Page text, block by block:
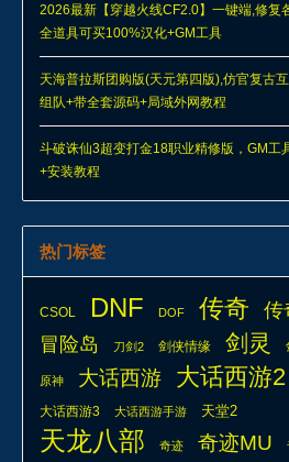
2026最新【穿越火线CF2.0】一键端,修复
全道具可买100%汉化+GM工具
天海普拉斯团购版(天元第四版),仿官复古
组队+带全套源码+局域外网教程
斗破诛仙3超变打金18职业精修版，GM工
+安装教程
热门标签
CSOL DNF DOF 传奇 传
冒险岛 刀剑2 剑侠情缘 剑灵
原神 大话西游 大话西游2
大话西游3 大话西游手游 天堂2
天龙八部 奇迹 奇迹MU